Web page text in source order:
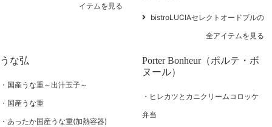
イテムを見る
bistroLUCIAセレクトオードブルの
全アイテムを見る
うな弘
国産うな重～出汁玉子～
国産うな重
あったか国産うな重(加熱容器)
Porter Bonheur（ポルテ・ボ
ヌール）
ヒレカツとカニクリームコロッケ
弁当